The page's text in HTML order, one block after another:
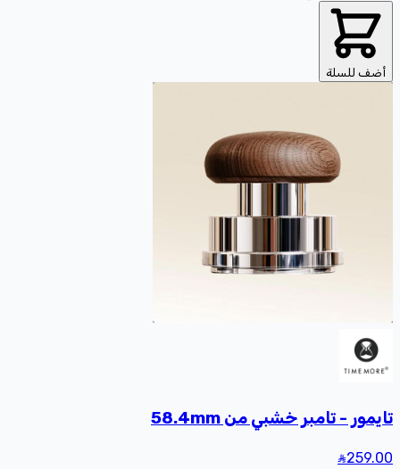
أضف للسلة
تايمور - تامبر خشبي من 58.4mm
259.00